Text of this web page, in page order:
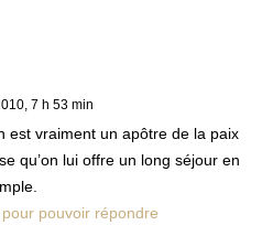
7 h 53 min
est vraiment un apôtre de la paix
qu’on lui offre un long séjour en
pouvoir répondre